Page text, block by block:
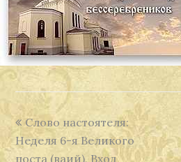
previous
post:
Слово настоятеля:
Неделя 6-я Великого
поста (ваий), Вход